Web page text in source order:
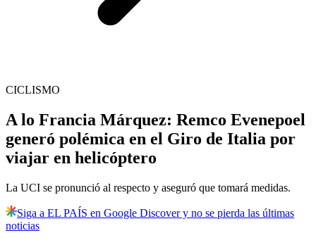
CICLISMO
A lo Francia Márquez: Remco Evenepoel
generó polémica en el Giro de Italia por
viajar en helicóptero
La UCI se pronunció al respecto y aseguró que tomará medidas.
Siga a EL PAÍS en Google Discover y no se pierda las últimas
noticias